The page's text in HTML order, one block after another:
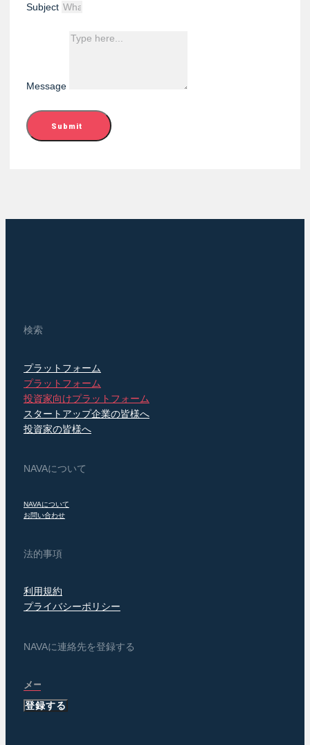
Subject
Message
Submit
検索
プラットフォーム
プラットフォーム
投資家向けプラットフォーム
スタートアップ企業の皆様へ
投資家の皆様へ
NAVAについて
NAVAについて
お問い合わせ
法的事項
利用規約
プライバシーポリシー
NAVAに連絡先を登録する
登録する